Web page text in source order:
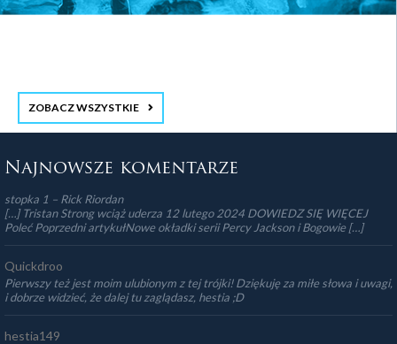
stopka 3
ZOBACZ WSZYSTKIE
Najnowsze komentarze
stopka 1 – Rick Riordan
[…] Tristan Strong wciąż uderza 12 lutego 2024 DOWIEDZ SIĘ WIĘCEJ
Poleć Poprzedni artykułNowe okładki serii Percy Jackson i Bogowie […]
Quickdroo
Pierwszy też jest moim ulubionym z tej trójki! Dziękuję za miłe słowa i uwagi,
i dobrze widzieć, że dalej tu zaglądasz, hestia ;D
hestia149